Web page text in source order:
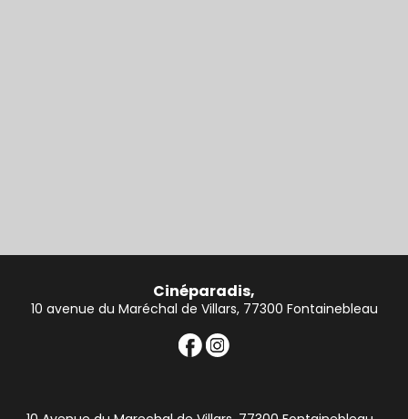
Cinéparadis,
10 avenue du Maréchal de Villars, 77300 Fontainebleau